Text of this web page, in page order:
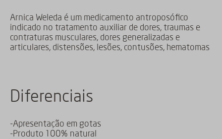
Arnica Weleda é um medicamento antroposófico
indicado no tratamento auxiliar de dores, traumas e
contraturas musculares, dores generalizadas e
articulares, distensões, lesões, contusões, hematomas
Diferenciais
-Apresentação em gotas
-Produto 100% natural